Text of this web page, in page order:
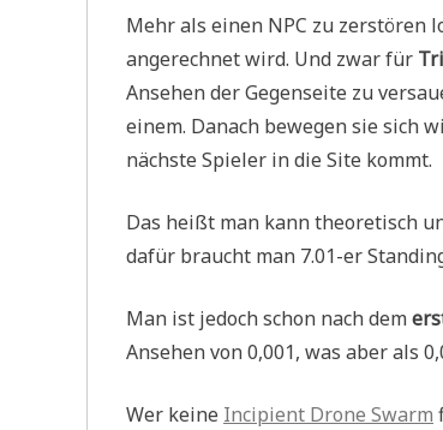
Mehr als einen NPC zu zerstören
angerechnet wird. Und zwar für
Ansehen der Gegenseite zu
einem. Danach bewegen sie sich
nächste Spieler in die Site kommt.
Das heißt man kann theoretisch
dafür braucht man 7.01-er
Man ist jedoch schon nach dem
Ansehen von 0,001, was aber als
Wer keine Incipient Drone Swarm